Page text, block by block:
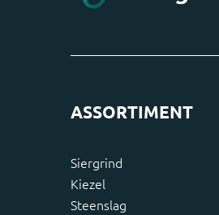
ASSORTIMENT
Siergrind
Kiezel
Steenslag